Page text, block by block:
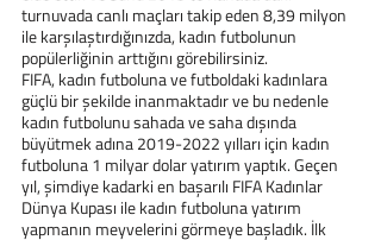
turnuvada canlı maçları takip eden 8,39 milyon
ile karşılaştırdığınızda, kadın futbolunun
popülerliğinin arttığını görebilirsiniz.
FIFA, kadın futboluna ve futboldaki kadınlara
güçlü bir şekilde inanmaktadır ve bu nedenle
kadın futbolunu sahada ve saha dışında
büyütmek adına 2019-2022 yılları için kadın
futboluna 1 milyar dolar yatırım yaptık. Geçen
yıl, şimdiye kadarki en başarılı FIFA Kadınlar
Dünya Kupası ile kadın futboluna yatırım
yapmanın meyvelerini görmeye başladık. İlk